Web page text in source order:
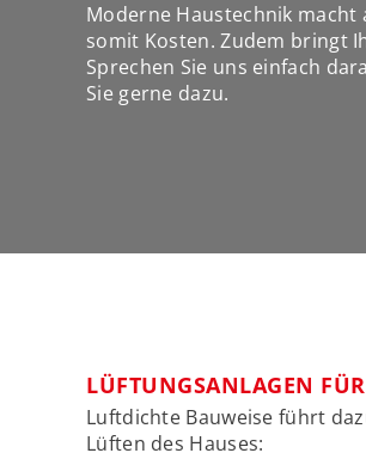
Moderne Haustechnik macht
somit Kosten. Zudem bringt
Sprechen Sie uns einfach
Sie gerne dazu.
LÜFTUNGSANLAGEN
Luftdichte Bauweise führt
Lüften des Hauses: